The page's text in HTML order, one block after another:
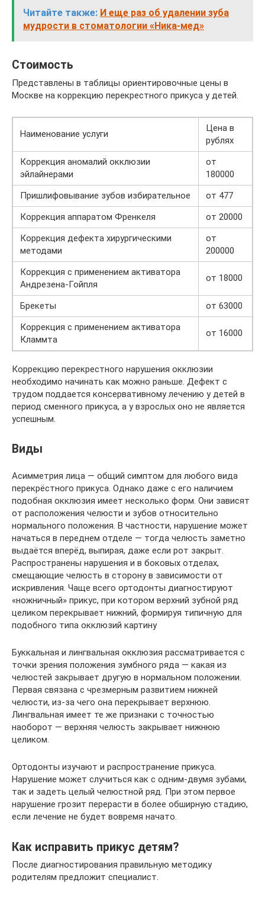
Читайте также: И еще раз об удалении зуба
мудрости в стоматологии «Ника-мед»
Стоимость
Представлены в таблицы ориентировочные цены в
Москве на коррекцию перекрестного прикуса у детей.
Наименование услуги
Цена в
рублях
Коррекция аномалий окклюзии
эйлайнерами
от
180000
Пришлифовывание зубов избирательное
от 477
Коррекция аппаратом Френкеля
от 20000
Коррекция дефекта хирургическими
методами
от
200000
Коррекция с применением активатора
Андрезена-Гойпля
от 18000
Брекеты
от 63000
Коррекция с применением активатора
Кламмта
от 16000
Коррекцию перекрестного нарушения окклюзии
необходимо начинать как можно раньше. Дефект с
трудом поддается консервативному лечению у детей в
период сменного прикуса, а у взрослых оно не является
успешным.
Виды
Асимметрия лица — общий симптом для любого вида
перекрёстного прикуса. Однако даже с его наличием
подобная окклюзия имеет несколько форм. Они зависят
от расположения челюсти и зубов относительно
нормального положения. В частности, нарушение может
начаться в переднем отделе — тогда челюсть заметно
выдаётся вперёд, выпирая, даже если рот закрыт.
Распространены нарушения и в боковых отделах,
смещающие челюсть в сторону в зависимости от
искривления. Чаще всего ортодонты диагностируют
«ножничный» прикус, при котором верхний зубной ряд
целиком перекрывает нижний, формируя типичную для
подобного типа окклюзий картину
Буккальная и лингвальная окклюзия рассматривается с
точки зрения положения зумбного ряда — какая из
челюстей закрывает другую в нормальном положении.
Первая связана с чрезмерным развитием нижней
челюсти, из-за чего она перекрывает верхнюю.
Лингвальная имеет те же признаки с точностью
наоборот — верхняя челюсть закрывает нижнюю
целиком.
Ортодонты изучают и распространение прикуса.
Нарушение может случиться как с одним-двумя зубами,
так и задеть целый челюстной ряд. При этом первое
нарушение грозит перерасти в более обширную стадию,
если лечение не будет вовремя начато.
Как исправить прикус детям?
После диагностирования правильную методику
родителям предложит специалист.